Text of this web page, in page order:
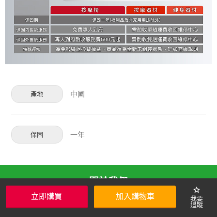
立即購買 加入購物車
star
產地 中國
保固 一年
關於我們
Hami Point品牌館服務使用條款
隱私權保護政策
中華電信會員服務條款